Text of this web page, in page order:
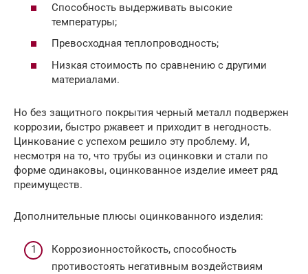
Способность выдерживать высокие
температуры;
Превосходная теплопроводность;
Низкая стоимость по сравнению с другими
материалами.
Но без защитного покрытия черный металл подвержен
коррозии, быстро ржавеет и приходит в негодность.
Цинкование с успехом решило эту проблему. И,
несмотря на то, что трубы из оцинковки и стали по
форме одинаковы, оцинкованное изделие имеет ряд
преимуществ.
Дополнительные плюсы оцинкованного изделия:
Коррозионностойкость, способность
противостоять негативным воздействиям